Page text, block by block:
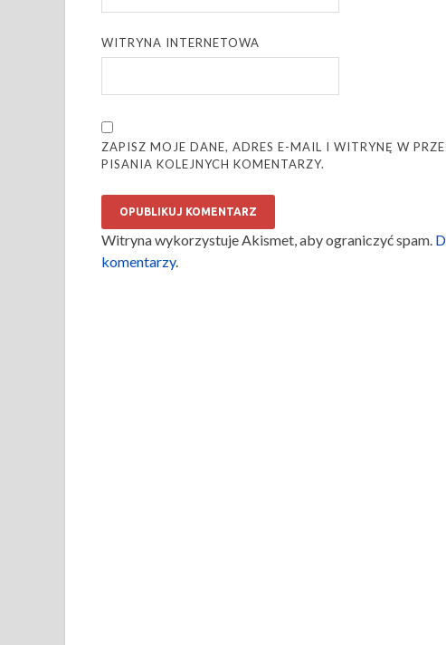
WITRYNA INTERNETOWA
ZAPISZ MOJE DANE, ADRES E-MAIL I WITRYNĘ W
PISANIA KOLEJNYCH KOMENTARZY.
Witryna wykorzystuje Akismet, aby ograniczyć spam.
komentarzy.